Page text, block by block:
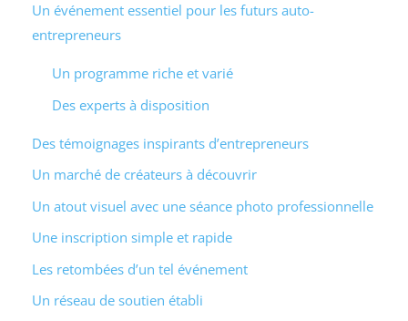
Un événement essentiel pour les futurs auto-
entrepreneurs
Un programme riche et varié
Des experts à disposition
Des témoignages inspirants d’entrepreneurs
Un marché de créateurs à découvrir
Un atout visuel avec une séance photo professionnelle
Une inscription simple et rapide
Les retombées d’un tel événement
Un réseau de soutien établi